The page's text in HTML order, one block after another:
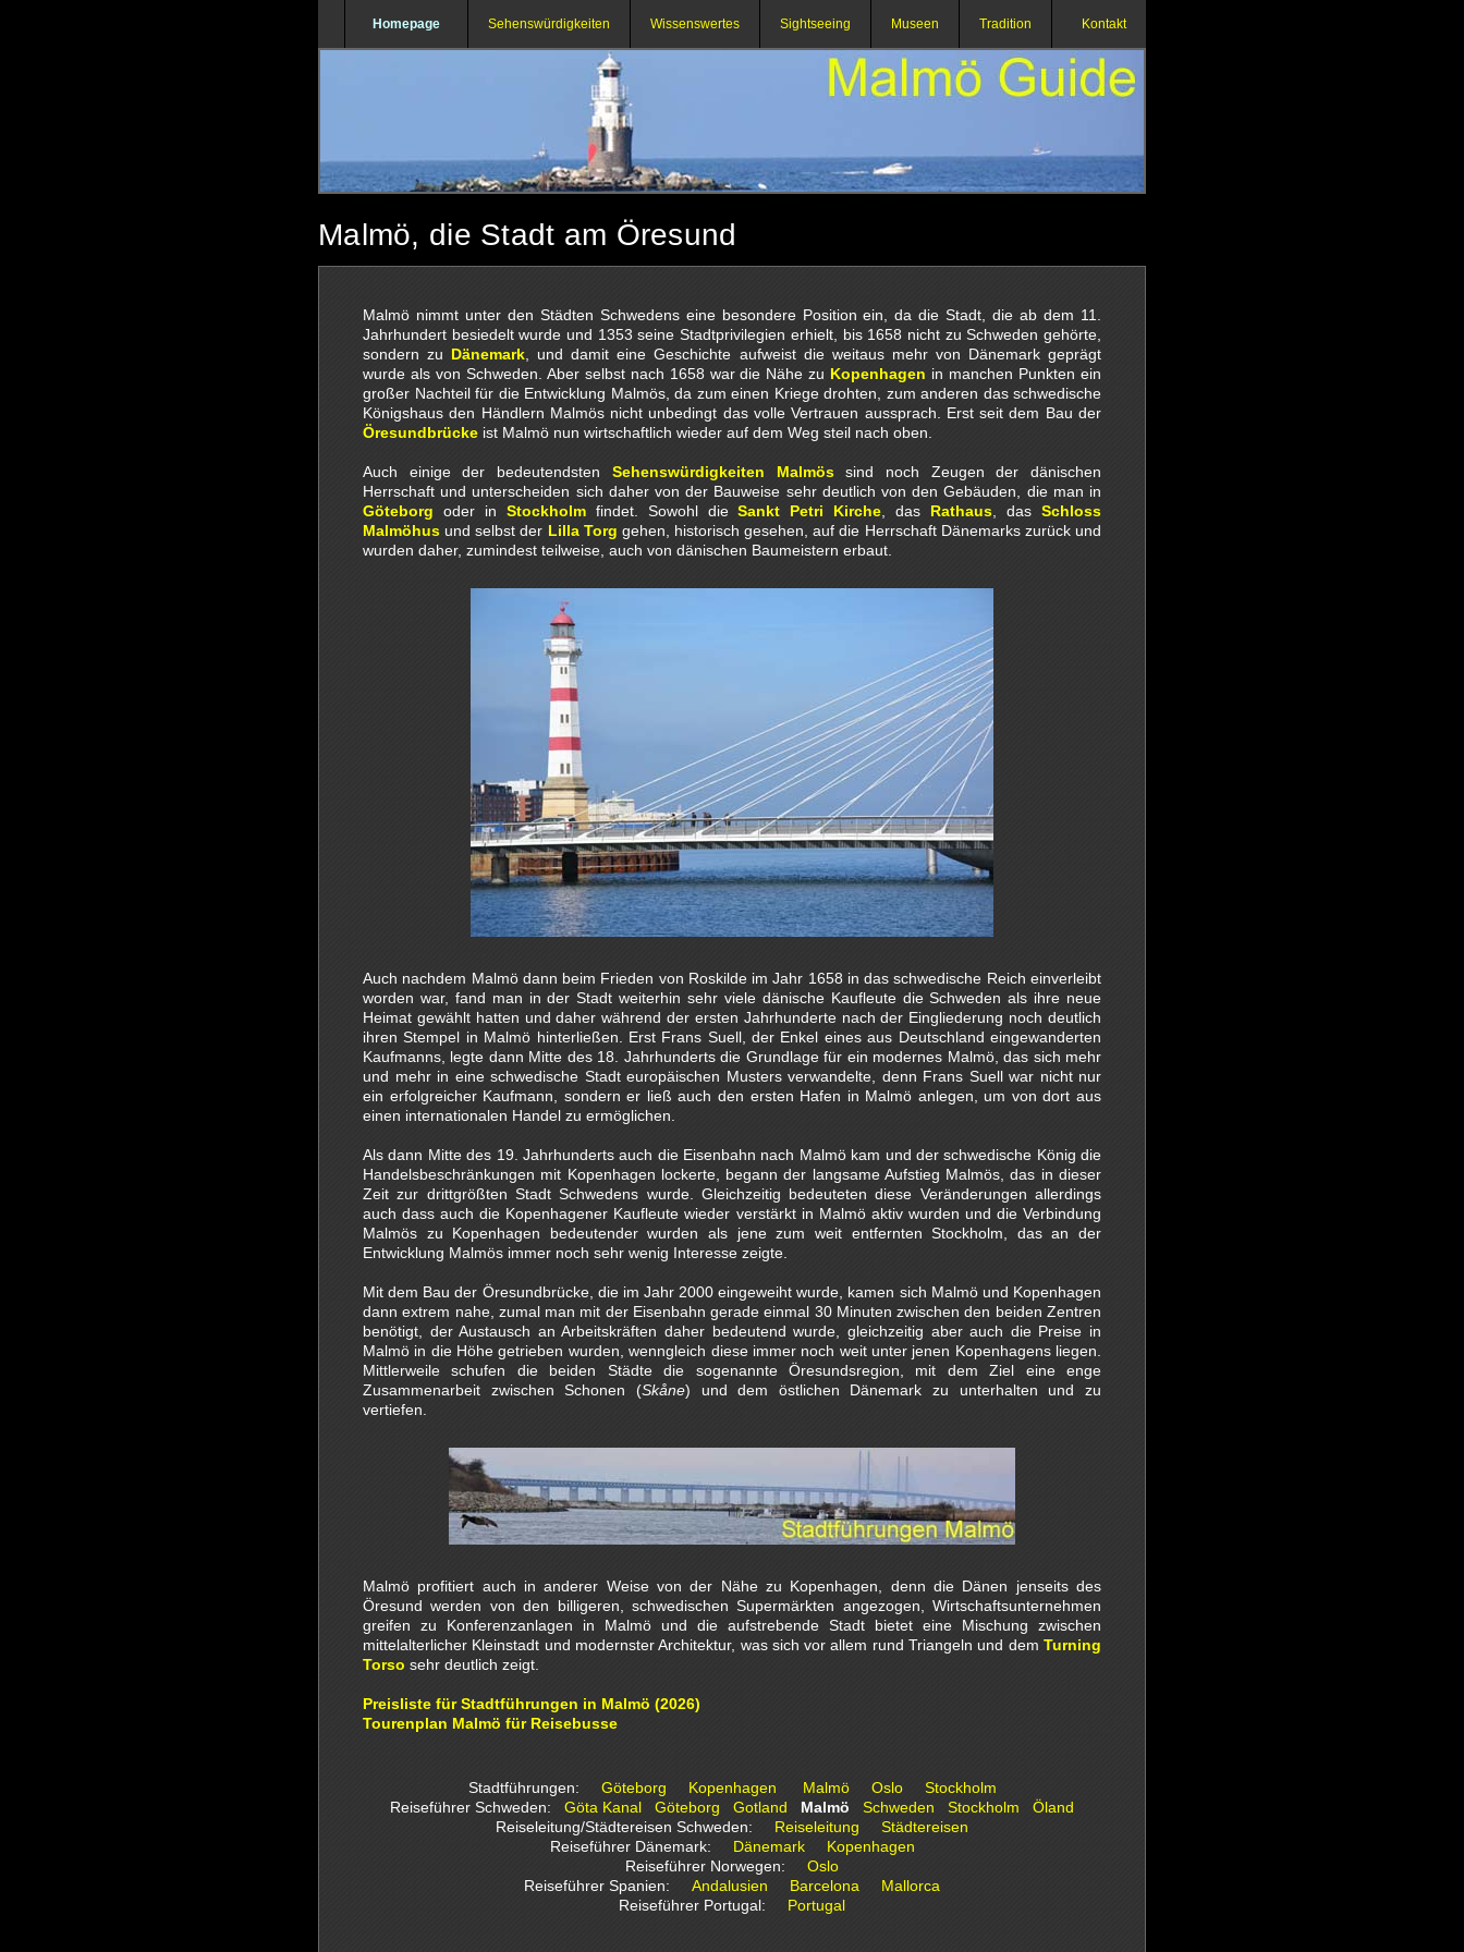
Kontakt
Tradition
Museen
Sightseeing
Wissenswertes
Sehenswürdigkeiten
Homepage
Malmö, die Stadt am Öresund
Malmö nimmt unter den Städten Schwedens eine besondere Position ein, da die Stadt, die ab dem 11.
Jahrhundert besiedelt wurde und 1353 seine Stadtprivilegien erhielt, bis 1658 nicht zu Schweden gehörte,
sondern zu Dänemark , und damit eine Geschichte aufweist die weitaus mehr von Dänemark geprägt
wurde als von Schweden. Aber selbst nach 1658 war die Nähe zu Kopenhagen in manchen Punkten ein
großer Nachteil für die Entwicklung Malmös, da zum einen Kriege drohten, zum anderen das schwedische
Königshaus den Händlern Malmös nicht unbedingt das volle Vertrauen aussprach. Erst seit dem Bau der
Öresundbrücke ist Malmö nun wirtschaftlich wieder auf dem Weg steil nach oben.
Auch einige der bedeutendsten Sehenswürdigkeiten Malmössind noch Zeugen der dänischen
Herrschaft und unterscheiden sich daher von der Bauweise sehr deutlich von den Gebäuden, die man in
Göteborg oder in Stockholmfindet. Sowohl dieSankt Petri Kirche , das Rathaus , dasSchloss
Malmöhus und selbst der Lilla Torg gehen, historisch gesehen, auf die Herrschaft Dänemarks zurück und
wurden daher, zumindest teilweise, auch von dänischen Baumeistern erbaut.
Auch nachdem Malmö dann beim Frieden von Roskilde im Jahr 1658 in das schwedische Reich einverleibt
worden war, fand man in der Stadt weiterhin sehr viele dänische Kaufleute die Schweden als ihre neue
Heimat gewählt hatten und daher während der ersten Jahrhunderte nach der Eingliederung noch deutlich
ihren Stempel in Malmö hinterließen. Erst Frans Suell, der Enkel eines aus Deutschland eingewanderten
Kaufmanns, legte dann Mitte des 18. Jahrhunderts die Grundlage für ein modernes Malmö, das sich mehr
und mehr in eine schwedische Stadt europäischen Musters verwandelte, denn Frans Suell war nicht nur
ein erfolgreicher Kaufmann, sondern er ließ auch den ersten Hafen in Malmö anlegen, um von dort aus
einen internationalen Handel zu ermöglichen.
Als dann Mitte des 19. Jahrhunderts auch die Eisenbahn nach Malmö kam und der schwedische König die
Handelsbeschränkungen mit Kopenhagen lockerte, begann der langsame Aufstieg Malmös, das in dieser
Zeit zur drittgrößten Stadt Schwedens wurde. Gleichzeitig bedeuteten diese Veränderungen allerdings
auch dass auch die Kopenhagener Kaufleute wieder verstärkt in Malmö aktiv wurden und die Verbindung
Malmös zu Kopenhagen bedeutender wurden als jene zum weit entfernten Stockholm, das an der
Entwicklung Malmös immer noch sehr wenig Interesse zeigte.
Mit dem Bau der Öresundbrücke, die im Jahr 2000 eingeweiht wurde, kamen sich Malmö und Kopenhagen
dann extrem nahe, zumal man mit der Eisenbahn gerade einmal 30 Minuten zwischen den beiden Zentren
benötigt, der Austausch an Arbeitskräften daher bedeutend wurde, gleichzeitig aber auch die Preise in
Malmö in die Höhe getrieben wurden, wenngleich diese immer noch weit unter jenen Kopenhagens liegen.
Mittlerweile schufen die beiden Städte die sogenannte Öresundsregion, mit dem Ziel eine enge
Zusammenarbeit zwischen Schonen (Skåne) und dem östlichen Dänemark zu unterhalten und zu
vertiefen.
Malmö profitiert auch in anderer Weise von der Nähe zu Kopenhagen, denn die Dänen jenseits des
Öresund werden von den billigeren, schwedischen Supermärkten angezogen, Wirtschaftsunternehmen
greifen zu Konferenzanlagen in Malmö und die aufstrebende Stadt bietet eine Mischung zwischen
mittelalterlicher Kleinstadt und modernster Architektur, was sich vor allem rund Triangeln und dem Turning
Torso sehr deutlich zeigt.
Preisliste für Stadtführungen in Malmö (2026)
Tourenplan Malmö für Reisebusse
Stadtführungen: Göteborg Kopenhagen Malmö Oslo
Stockholm
Reiseführer Schweden: Göta Kanal Göteborg Gotland Malmö Schweden Stockholm
Öland
Reiseleitung/Städtereisen Schweden: Reiseleitung
Städtereisen
Reiseführer Dänemark: Dänemark
Kopenhagen
Reiseführer Norwegen: Oslo
Reiseführer Spanien: Andalusien Barcelona
Mallorca
Reiseführer Portugal: Portugal